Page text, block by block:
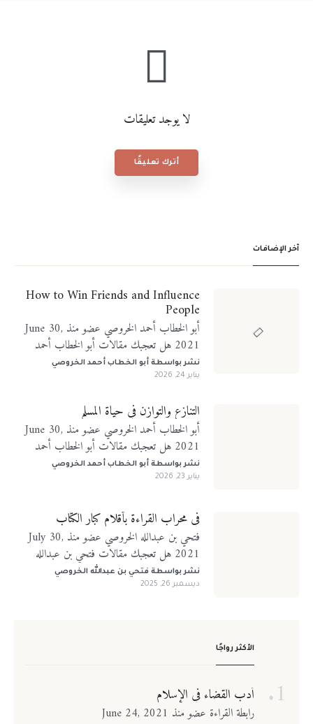
لا يوجد تعليقات
أترك تعليقًا
آخر الإضافات
How to Win Friends and Influence
People
أبو الخطاب أحمد الخروصي عضو منذ June 30,
2021 هل تعجبك مقالات أبو الخطاب أحمد
الخروصي؟ تابعني على منصات التواصل الإجتماعي
نشر بواسطةأبو الخطاب أحمد الخروصي
يناير 24, 2026
التنازع والتوازن في حياة المسلم
أبو الخطاب أحمد الخروصي عضو منذ June 30,
2021 هل تعجبك مقالات أبو الخطاب أحمد
الخروصي؟ تابعني على منصات التواصل الإجتماعي
نشر بواسطةأبو الخطاب أحمد الخروصي
يناير 23, 2026
في محراب القراءة بأقلام كبار الكتّاب
فتحي بن عبدالله الخروصي عضو منذ July 30,
2021 هل تعجبك مقالات فتحي بن عبدالله
الخروصي؟ تابعني على منصات التواصل الإجتماعي
نشر بواسطةفتحي بن عبدالله الخروصي
ديسمبر 26, 2025
الأكثر رواجًا
أدب القضاء في الإسلام
رابطة القراءة عضو منذ June 24, 2021